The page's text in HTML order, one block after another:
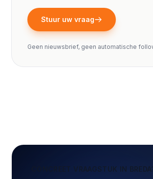
Stuur uw vraag
Geen nieuwsbrief, geen automatische
CONCREET VRAAGSTUK IN